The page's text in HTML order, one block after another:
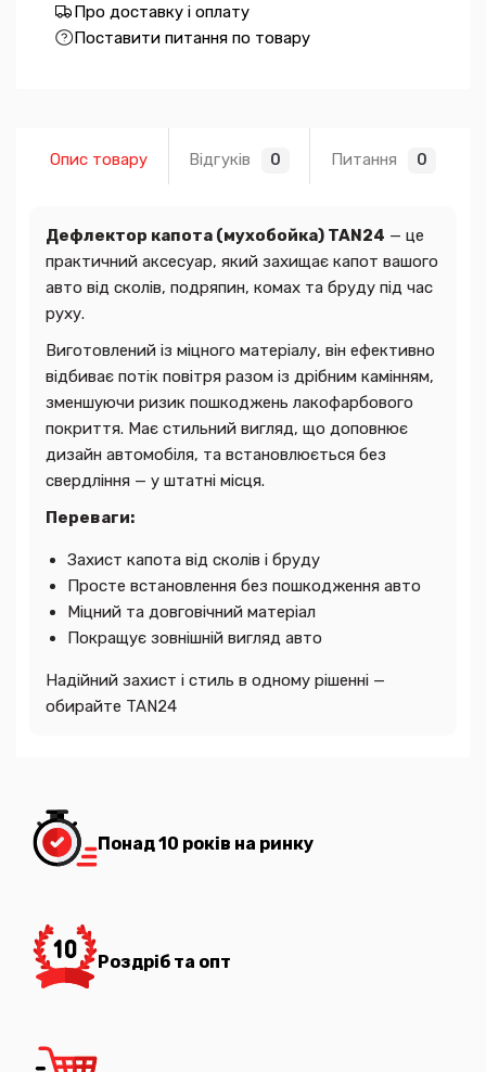
Про доставку і оплату
Поставити питання по товару
Опис товару Відгуків 0 Питання 0
Дефлектор капота (мухобойка) TAN24 — це
практичний аксесуар, який захищає капот вашого
авто від сколів, подряпин, комах та бруду під час
руху.
Виготовлений із міцного матеріалу, він ефективно
відбиває потік повітря разом із дрібним камінням,
зменшуючи ризик пошкоджень лакофарбового
покриття. Має стильний вигляд, що доповнює
дизайн автомобіля, та встановлюється без
свердління — у штатні місця.
Переваги:
Захист капота від сколів і бруду
Просте встановлення без пошкодження авто
Міцний та довговічний матеріал
Покращує зовнішній вигляд авто
Надійний захист і стиль в одному рішенні —
обирайте TAN24
Понад 10 років на ринку
Роздріб та опт